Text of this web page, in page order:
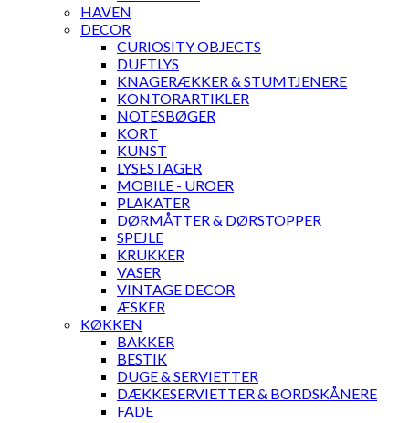
HAVEN
DECOR
CURIOSITY OBJECTS
DUFTLYS
KNAGERÆKKER & STUMTJENERE
KONTORARTIKLER
NOTESBØGER
KORT
KUNST
LYSESTAGER
MOBILE - UROER
PLAKATER
DØRMÅTTER & DØRSTOPPER
SPEJLE
KRUKKER
VASER
VINTAGE DECOR
ÆSKER
KØKKEN
BAKKER
BESTIK
DUGE & SERVIETTER
DÆKKESERVIETTER & BORDSKÅNERE
FADE